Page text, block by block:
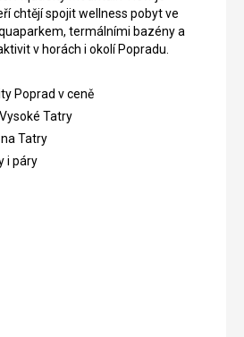
chtějí spojit wellness pobyt ve
termálními bazény a
v horách i okolí Popradu.
Poprad v ceně
Tatry
Tatry
i páry